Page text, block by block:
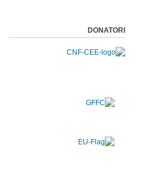
DONATORI